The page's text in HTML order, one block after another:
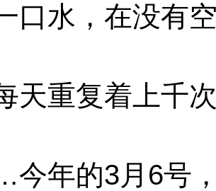
口水，在没有
天重复着上千
年的3月6号